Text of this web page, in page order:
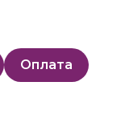
Оплата